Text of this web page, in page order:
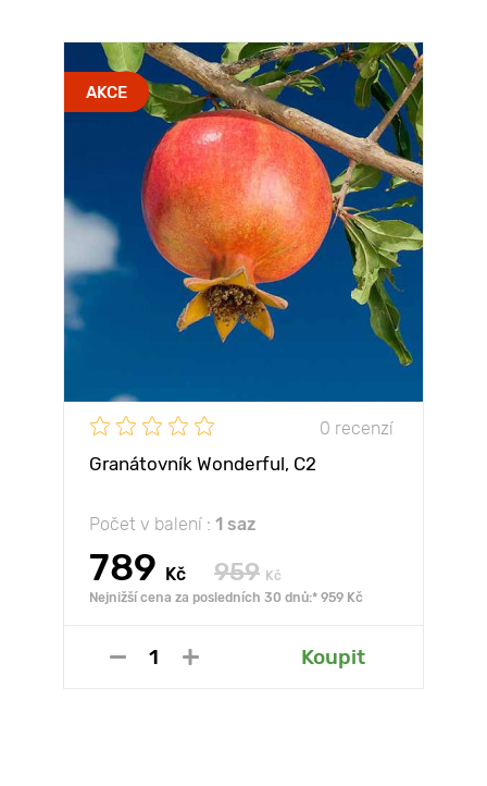
AKCE
0 recenzí
Granátovník Wonderful, С2
Počet v balení : 1 saz
789 Kč 959 Kč
Nejnižší cena za posledních 30 dnů:* 959 Kč
Koupit